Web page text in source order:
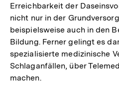
Erreichbarkeit der
nicht nur in der
beispielsweise auch in den
Bildung. Ferner gelingt es
spezialisierte medizinische
Schlaganfällen, über
machen.